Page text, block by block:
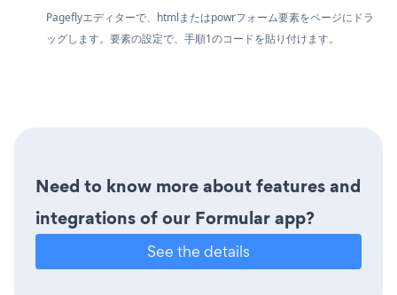
Pageflyエディターで、htmlまたはpowrフォーム要素をページにドラ
ッグします。要素の設定で、手順1のコードを貼り付けます。
Need to know more about features and
integrations of our Formular app?
See the details